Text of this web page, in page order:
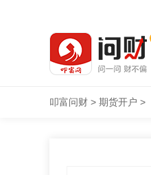
叩富问财 > 期货开户 >